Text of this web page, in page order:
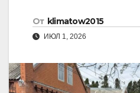
От klimatow2015
ИЮЛ 1, 2026